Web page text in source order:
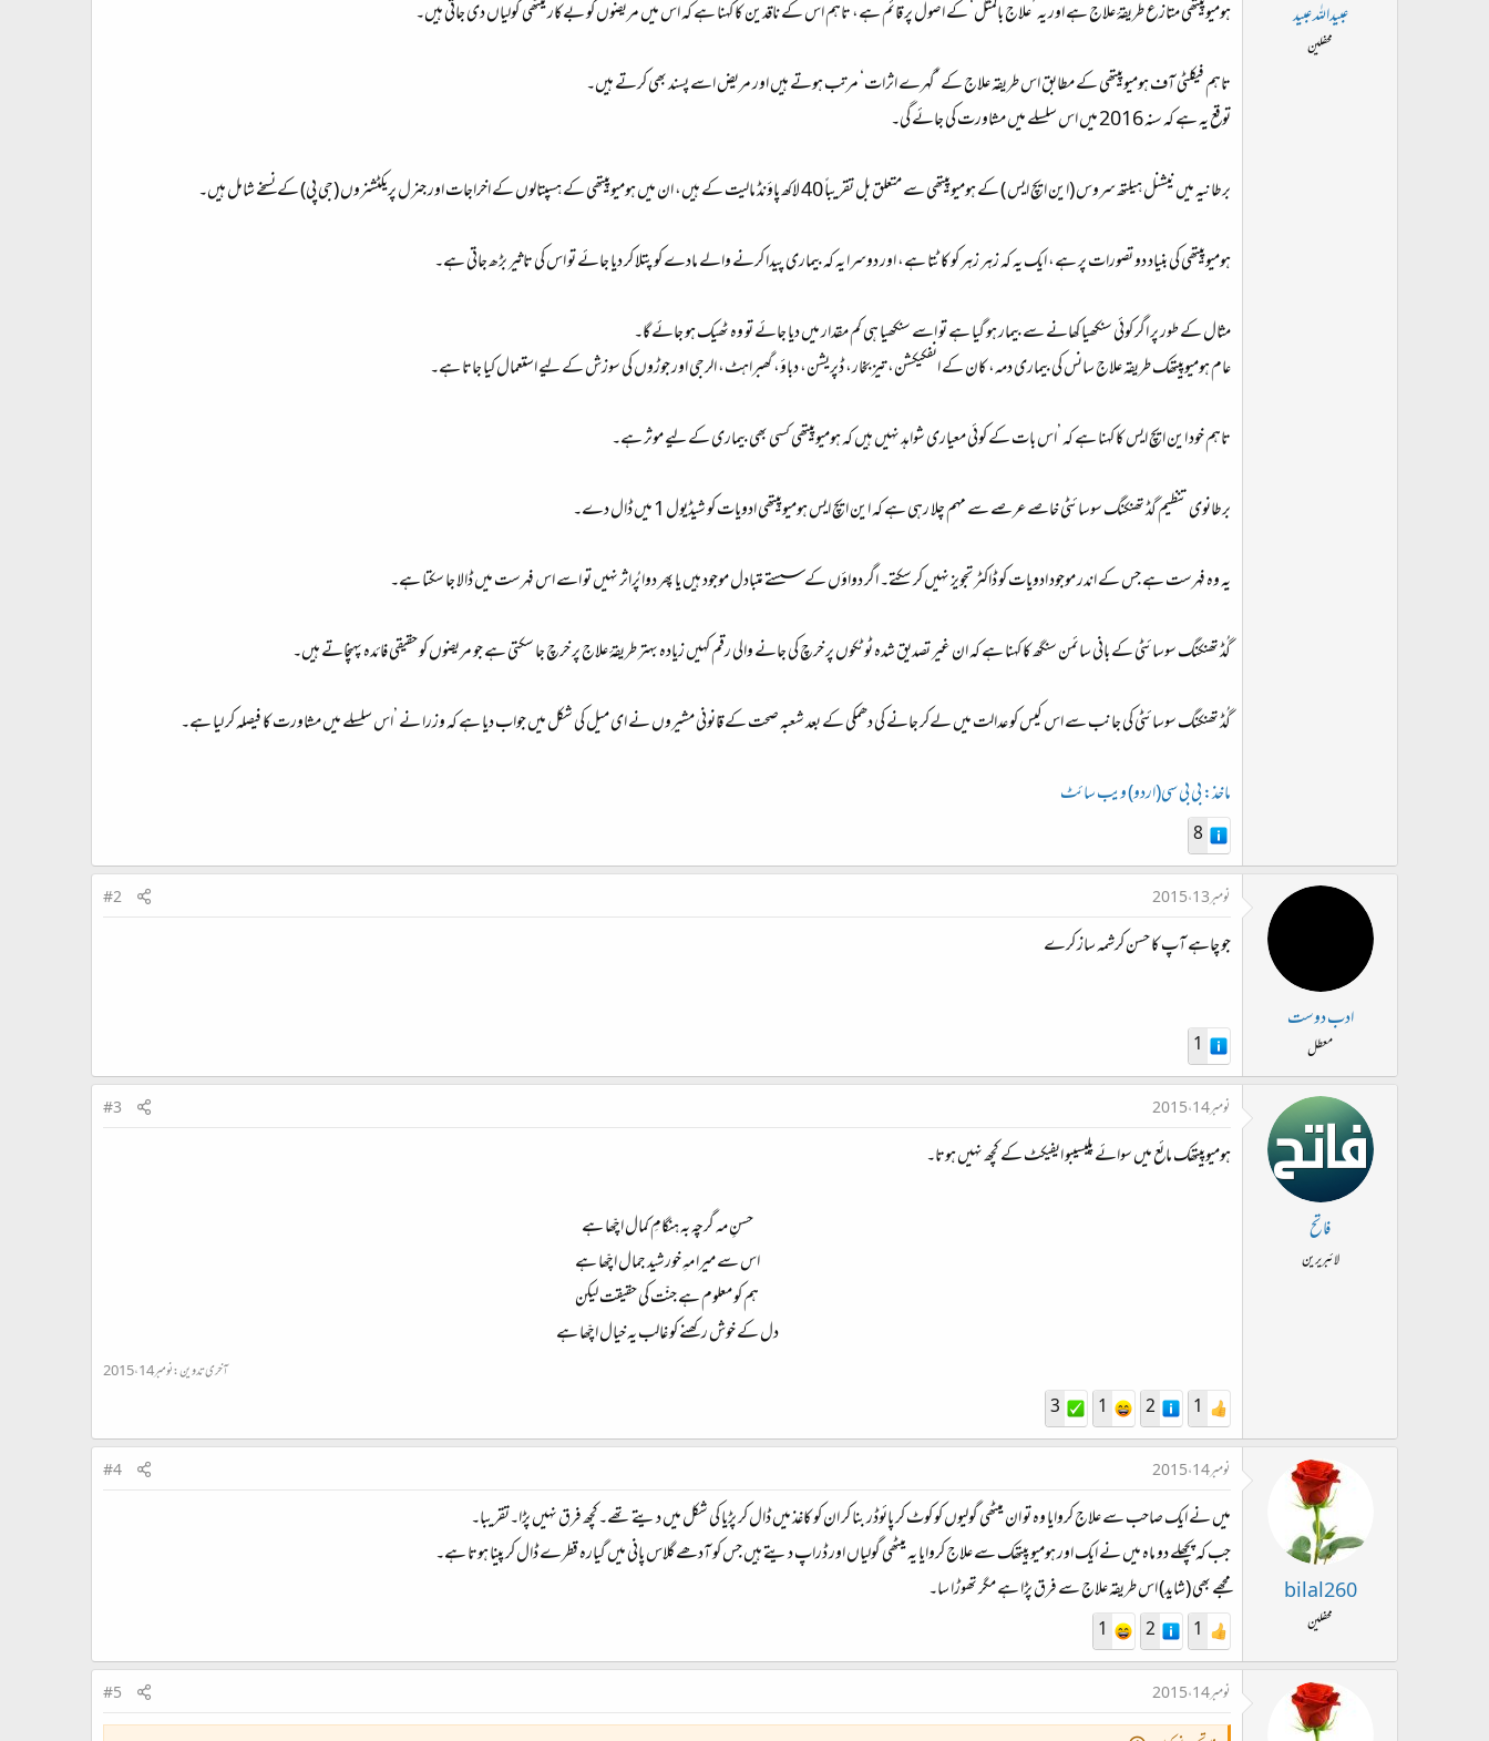
عبیداللہ عبید
محفلین
ہومیوپیتھی متازع طریقۂ علاج ہے اور یہ ’علاج بالمثل‘ کے اصول پر قائم ہے، تاہم اس کے ناقدین کا کہنا ہے کہ اس میں مریضوں کو بےکار میٹھی گولیاں دی جاتی ہیں۔
تاہم فیکلٹی آف ہومیوپیتھی کے مطابق اس طریقہ علاج کے ’گہرے اثرات‘ مرتب ہوتے ہیں اور مریض اسے پسند بھی کرتے ہیں۔
توقع یہ ہے کہ سنہ 2016 میں اس سلسلے میں مشاورت کی جائے گی۔
برطانیہ میں نیشنل ہیلتھ سروس (این ایچ ایس ) کے ہومیوپیتھی سے متعلق بل تقریباً 40 لاکھ پاؤنڈ مالیت کے ہیں، ان میں ہومیوپیتھی کے ہسپتالوں کے اخراجات اور جنرل پریکٹشنروں (جی پی) کے نسخے شامل ہیں۔
ہومیوپیتھی کی بنیاد دو تصورات پر ہے، ایک یہ کہ زہر زہر کو کاٹتا ہے، اور دوسرا یہ کہ بیماری پیدا کرنے والے مادے کو پتلا کر دیا جائے تو اس کی تاثیر بڑھ جاتی ہے۔
مثال کے طور پر اگر کوئی سنکھیا کھانے سے بیمار ہو گیا ہے تو اسے سنکھیا ہی کم مقدار میں دیا جائے تو وہ ٹھیک ہو جائے گا۔
عام ہومیوپیتھک طریقہ علاج سانس کی بیماری دمہ، کان کے انفکیکشن، تیز بخار، ڈپریشن، دباؤ، گھبراہٹ، الرجی اور جوڑوں کی سوزش کے لیے استعمال کیا جاتا ہے۔
تاہم خود این ایچ ایس کا کہنا ہے کہ ’اس بات کے کوئی معیاری شواہد نہیں ہیں کہ ہومیوپیتھی کسی بھی بیماری کے لیے موثر ہے۔
برطانوی تنظیم گڈ تھنکنگ سوسائٹی خاصے عرصے سے مہم چلا رہی ہے کہ این ایچ ایس ہومیوپیتھی ادویات کو شیڈیول 1 میں ڈال دے۔
یہ وہ فہرست ہے جس کے اندر موجود ادویات کو ڈاکٹر تجویز نہیں کر سکتے۔ اگر دواؤں کے سستے متبادل موجود ہیں یا پھر دوا پُراثر نہیں تو اسے اس فہرست میں ڈالا جا سکتا ہے۔
گُڈ تھنکنگ سوسائٹی کے بانی سائمن سنگھ کا کہنا ہے کہ ان غیر تصدیق شدہ ٹوٹکوں پر خرچ کی جانے والی رقم کہیں زیادہ بہتر طریقۂ علاج پر خرچ جا سکتی ہے جو مریضوں کو حقیقی فائدہ پہنچاتے ہیں۔
گُڈ تھنکنگ سوسائٹی کی جانب سے اس کیس کو عدالت میں لےکر جانے کی دھمکی کے بعد شعبہ صحت کے قانونی مشیروں نے ای میل کی شکل میں جواب دیا ہے کہ وزرا نے ’اس سلسلے میں مشاورت کا فیصلہ کر لیا ہے۔
ماخذ: بی بی سی(اردو) ویب سائٹ
8
ادب دوست
معطل
نومبر 13، 2015 #2
جو چاہے آپ کا حسن کرشمہ ساز کرے
1
فاتح
لائبریرین
نومبر 14، 2015 #3
ہومیوپیتھک مائع میں سوائے پلیسیبو ایفیکٹ کے کچھ نہیں ہوتا۔
حسنِ مہ گرچہ بہ ہنگامِ کمال اچّھا ہے
اس سے میرا مہِ خورشید جمال اچّھا ہے
ہم کو معلوم ہے جنّت کی حقیقت لیکن
دل کے خوش رکھنے کو غالب یہ خیال اچّھا ہے​
آخری تدوین:نومبر 14، 2015
1
2
1
3
bilal260
محفلین
نومبر 14، 2015 #4
میں نے ایک صاحب سے علاج کروایا وہ تو ان میٹھی گولیوں کو کوٹ کر پائوڈر بنا کر ان کو کاغذ میں ڈال کر پڑیا کی شکل میں دیتے تھے۔کچھ فرق نہیں پڑا۔تقریبا۔
جب کہ پچھلے دو ماہ میں نے ایک اور ہومیو پیتھک سے علاج کروایا یہ میٹھی گولیاں اور ڈراپ دیتے ہیں جس کو آدھے گلاس پانی میں گیارہ قطرے ڈال کر پینا ہوتا ہے۔
مجھے بھی (شاید) اس طریقہ علاج سے فرق پڑا ہے مگر تھوڑا سا۔
1
2
1
نومبر 14، 2015 #5